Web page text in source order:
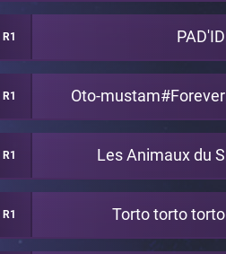
R1 PAD'ID
R1 Oto-mustam#Forever
R1 Les Animaux du S
R1 Torto torto torto